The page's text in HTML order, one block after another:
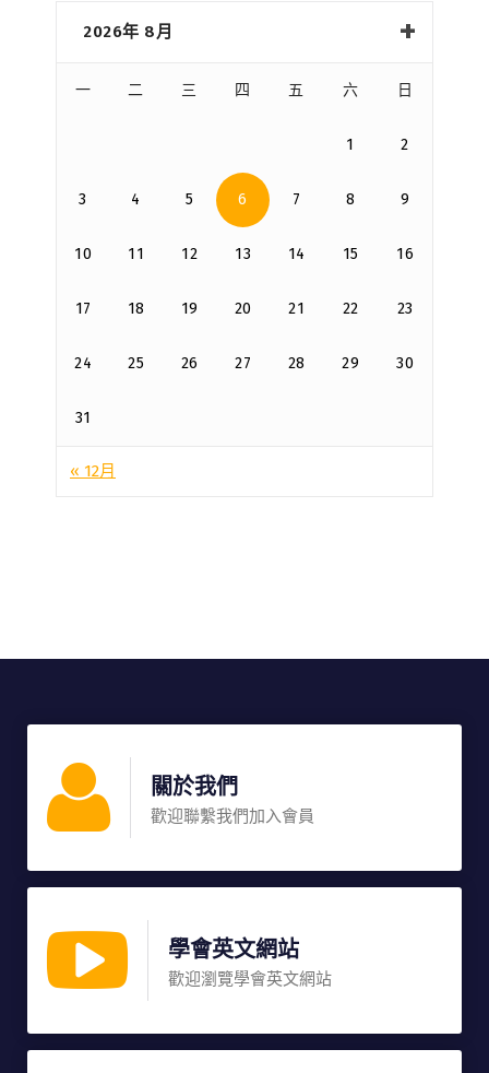
2026年 8月
一 二 三 四 五 六 日
1 2
3 4 5 6 7 8 9
10 11 12 13 14 15 16
17 18 19 20 21 22 23
24 25 26 27 28 29 30
31
« 12月
關於我們
歡迎聯繫我們加入會員
學會英文網站
歡迎瀏覽學會英文網站